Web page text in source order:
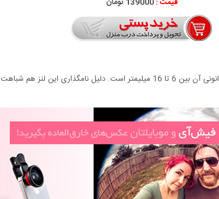
عدسی بیرونی آن است.